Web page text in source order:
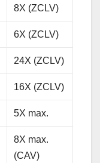
8X (ZCLV)
6X (ZCLV)
24X (ZCLV)
16X (ZCLV)
5X max.
8X max.
(CAV)